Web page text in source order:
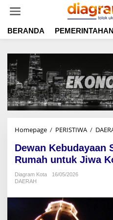
t
BERANDA PEMERINTAHAN
Homepage / PERISTIWA /
Dewan Kebudayaan
Rumah untuk Jiwa
Diagram Kota
16/05/2026
DAERAH